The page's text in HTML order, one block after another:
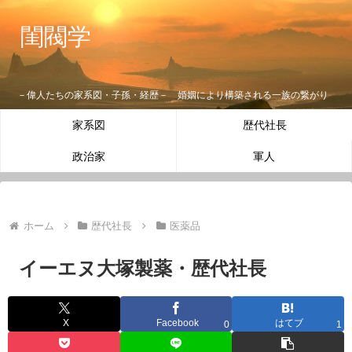
閨閥学
－偉人たちの家系図・子孫・経歴－ 婚姻により構築される一族の繋がり
家系図 歴代社長
政治家 軍人
ホーム 歴代社長 医薬品
イーエヌ大塚製薬・歴代社長
X Facebook 0 はてブ 1